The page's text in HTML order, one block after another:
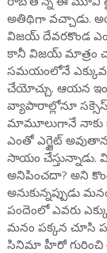
అతిథిగా వచ్చాడు.
విజయ్ దేవరకొండ
కానీ విజయ్ మాత్రం
సమయంలోనే ఎక్కువ
చేయోచ్చు. ఆయన ఇంకా
వ్యాపారాల్లోనూ
మామూలుగానే నాకు
ఎంతో ఎగ్జైట్
సాయం
అనిపించదా? అని
అనుకున్నప్పుడు
పందెంలో ఎవరు
మనం పక్కన చూసి
సినిమా హీరో గురించి